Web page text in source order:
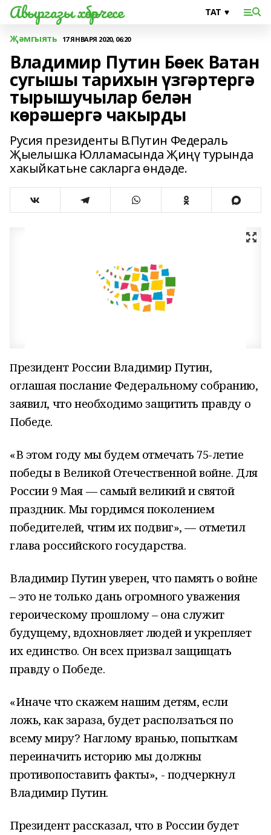
Авыргазы хәбәрчесе
Җәмгыять 17 ЯНВАРЯ 2020, 06:20
Владимир Путин Бөек Ватан
сугышы тарихын үзгәртергә
тырышучылар белән
көрәшергә чакырды
Русия президенты В.Путин Федераль
Җыелышка Юлламасында Җиңү турында
хакыйкатьне сакларга өндәде.
Президент России Владимир Путин,
оглашая послание Федеральному собранию,
заявил, что необходимо защитить правду о
Победе.
«В этом году мы будем отмечать 75-летие
победы в Великой Отечественной войне. Для
России 9 Мая — самый великий и святой
праздник. Мы гордимся поколением
победителей, чтим их подвиг», — отметил
глава российского государства.
Владимир Путин уверен, что память о войне
– это не только дань огромного уважения
героическому прошлому – она служит
будущему, вдохновляет людей и укрепляет
их единство. Он всех призвал защищать
правду о Победе.
«Иначе что скажем нашим детям, если
ложь, как зараза, будет расползаться по
всему миру? Наглому вранью, попыткам
переиначить историю мы должны
противопоставить факты», - подчеркнул
Владимир Путин.
Президент рассказал, что в России будет